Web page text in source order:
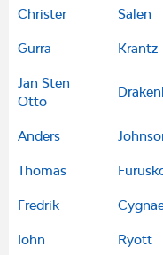
Christer Salen
Gurra Krantz
Jan Sten
Otto
Anders
Thomas
Fredrik
Iohn Ryott